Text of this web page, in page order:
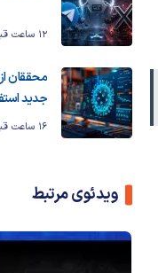
12 ساعت قبل
محققان
جدید
16 ساعت قبل
ویدئوی مرتبط